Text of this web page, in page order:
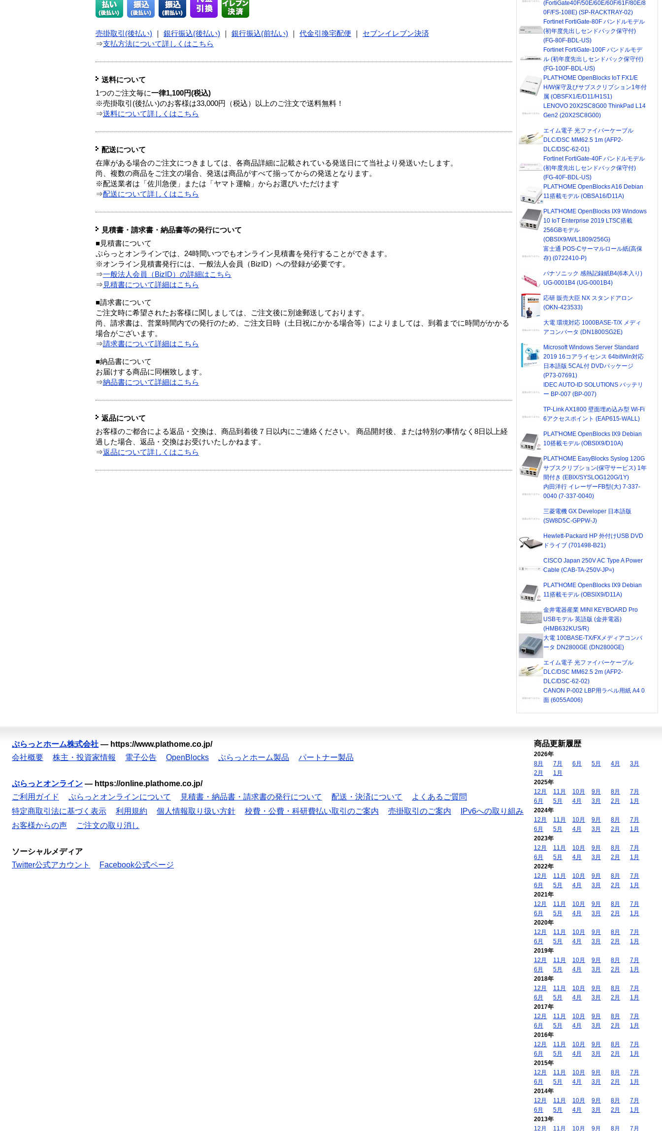
売掛取引(後払い) 銀行振込(後払い) 銀行振込(前払い) 代金引換宅配便
セブンイレブン決済
⇒支払方法について詳しくはこちら
送料について
1つのご注文毎に一律1,100円(税込)
※売掛取引(後払い)のお客様は33,000円（税込）以上のご注文で送料無料！
⇒送料について詳しくはこちら
配送について
在庫がある場合のご注文につきましては、各商品詳細に記載されている発送日にて当社より発送いたします。
尚、複数の商品をご注文の場合、発送は商品がすべて揃ってからの発送となります。
※配送業者は「佐川急便」または「ヤマト運輸」からお選びいただけます
⇒配送について詳しくはこちら
見積書・請求書・納品書等の発行について
■見積書について
ぷらっとオンラインでは、24時間いつでもオンライン見積書を発行することができます。
※オンライン見積書発行には、一般法人会員（BizID）への登録が必要です。
⇒一般法人会員（BizID）の詳細はこちら
⇒ 見積書について詳細はこちら
■請求書について
ご注文時に希望されたお客様に関しましては、ご注文後に別途郵送しております。
尚、請求書は、営業時間内での発行のため、ご注文日時（土日祝にかかる場合等）によりましては、到着までに時間がかかる
場合がございます。
⇒請求書について詳細はこちら
■納品書について
お届けする商品に同梱致します。
⇒納品書について詳細はこちら
返品について
お客様のご都合による返品・交換は、商品到着後７日以内にご連絡ください。 商品開封後、または特別の事情なく8日以上経
過した場合、返品・交換はお受けいたしかねます。
⇒返品について詳しくはこちら
(FortiGate40F/50E/60E/60F/61F/80E/8
0F/FS-108E) (SP-RACKTRAY-02)
Fortinet FortiGate-80F バンドルモデル
(初年度先出しセンドバック保守付)
(FG-80F-BDL-US)
Fortinet FortiGate-100F バンドルモデ
ル (初年度先出しセンドバック保守付)
(FG-100F-BDL-US)
PLAT'HOME OpenBlocks IoT FX1/E
H/W保守及びサブスクリプション1年付
属 (OBSFX1/E/D11/H1S1)
LENOVO 20X2SC8G00 ThinkPad L14
Gen2 (20X2SC8G00)
エイム電子 光ファイバーケーブル
DLC/DSC MM62.5 1m (AFP2-
DLC/DSC-62-01)
Fortinet FortiGate-40F バンドルモデル
(初年度先出しセンドバック保守付)
(FG-40F-BDL-US)
PLAT'HOME OpenBlocks A16 Debian
11搭載モデル (OBSA16/D11A)
PLAT'HOME OpenBlocks IX9 Windows
10 IoT Enterprise 2019 LTSC搭載
256GBモデル
(OBSIX9/W/L1809/256G)
富士通 POS-Cサーマルロール紙(高保
存) (0722410-P)
パナソニック 感熱記録紙B4(6本入り)
UG-0001B4 (UG-0001B4)
応研 販売大臣 NX スタンドアロン
(OKN-423533)
大電 環境対応 1000BASE-T/X メディ
アコンバータ (DN1800SG2E)
Microsoft Windows Server Standard
2019 16コアライセンス 64bitWin対応
日本語版 5CAL付 DVDパッケージ
(P73-07691)
IDEC AUTO-ID SOLUTIONS バッテリ
ー BP-007 (BP-007)
TP-Link AX1800 壁面埋め込み型 Wi-Fi
6アクセスポイント (EAP615-WALL)
PLAT'HOME OpenBlocks IX9 Debian
10搭載モデル (OBSIX9/D10A)
PLAT'HOME EasyBlocks Syslog 120G
サブスクリプション(保守サービス) 1年
間付き (EBIX/SYSLOG120G/1Y)
内田洋行 イレーザーFB型(大) 7-337-
0040 (7-337-0040)
三菱電機 GX Developer 日本語版
(SW8D5C-GPPW-J)
Hewlett-Packard HP 外付けUSB DVD
ドライブ (701498-B21)
CISCO Japan 250V AC Type A Power
Cable (CAB-TA-250V-JP=)
PLAT'HOME OpenBlocks IX9 Debian
11搭載モデル (OBSIX9/D11A)
金井電器産業 MINI KEYBOARD Pro
USBモデル 英語版 (金井電器)
(HMB632KUS/R)
大電 100BASE-TX/FXメディアコンバ
ータ DN2800GE (DN2800GE)
エイム電子 光ファイバーケーブル
DLC/DSC MM62.5 2m (AFP2-
DLC/DSC-62-02)
CANON P-002 LBP用ラベル用紙 A4 0
面 (6055A006)
ぷらっとホーム株式会社 — https://www.plathome.co.jp/
会社概要
株主・投資家情報 電子公告 OpenBlocks ぷらっとホーム製品 パートナー製品
ぷらっとオンライン — https://online.plathome.co.jp/
ご利用ガイド
ぷらっとオンラインについて 見積書・納品書・請求書の発行について 配送・決済について
よくあるご質問
特定商取引法に基づく表示
利用規約 個人情報取り扱い方針 校費・公費・科研費払い取引のご案内 売掛取引のご案内
IPv6への取り組み
お客様からの声
ご注文の取り消し
ソーシャルメディア
Twitter公式アカウント
Facebook公式ページ
商品更新履歴
2026年
8月
7月 6月 5月 4月
3月
2月
1月
2025年
12月
11月 10月 9月 8月
7月
6月
5月 4月 3月 2月
1月
2024年
12月
11月 10月 9月 8月
7月
6月
5月 4月 3月 2月
1月
2023年
12月
11月 10月 9月 8月
7月
6月
5月 4月 3月 2月
1月
2022年
12月
11月 10月 9月 8月
7月
6月
5月 4月 3月 2月
1月
2021年
12月
11月 10月 9月 8月
7月
6月
5月 4月 3月 2月
1月
2020年
12月
11月 10月 9月 8月
7月
6月
5月 4月 3月 2月
1月
2019年
12月
11月 10月 9月 8月
7月
6月
5月 4月 3月 2月
1月
2018年
12月
11月 10月 9月 8月
7月
6月
5月 4月 3月 2月
1月
2017年
12月
11月 10月 9月 8月
7月
6月
5月 4月 3月 2月
1月
2016年
12月
11月 10月 9月 8月
7月
6月
5月 4月 3月 2月
1月
2015年
12月
11月 10月 9月 8月
7月
6月
5月 4月 3月 2月
1月
2014年
12月
11月 10月 9月 8月
7月
6月
5月 4月 3月 2月
1月
2013年
12月
11月 10月 9月 8月 7月